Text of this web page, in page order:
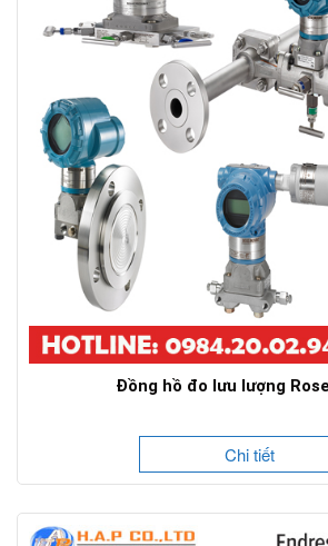
Đồng hồ đo lưu lượng
Chi tiết